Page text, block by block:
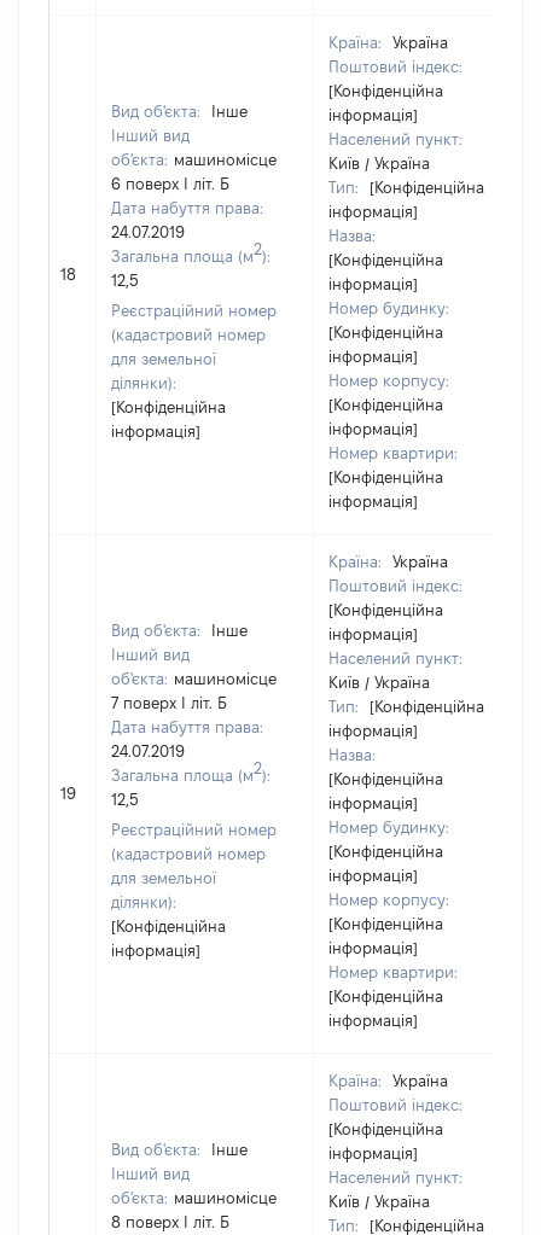
18
Вид об'єкта:
Інше
Інший вид
об'єкта: машиномісце
6 поверх І літ. Б
Дата набуття права:
24.07.2019
Загальна площа (м2):
12,5
Реєстраційний номер
(кадастровий номер
для земельної
ділянки):
[Конфіденційна
інформація]
Країна:
Україна
Поштовий індекс:
[Конфіденційна
інформація]
Населений пункт:
Київ / Україна
Тип:
[Конфіденційна
інформація]
Назва:
[Конфіденційна
інформація]
Номер будинку:
[Конфіденційна
інформація]
Номер корпусу:
[Конфіденційна
інформація]
Номер квартири:
[Конфіденційна
інформація]
19
Вид об'єкта:
Інше
Інший вид
об'єкта: машиномісце
7 поверх І літ. Б
Дата набуття права:
24.07.2019
Загальна площа (м2):
12,5
Реєстраційний номер
(кадастровий номер
для земельної
ділянки):
[Конфіденційна
інформація]
Країна:
Україна
Поштовий індекс:
[Конфіденційна
інформація]
Населений пункт:
Київ / Україна
Тип:
[Конфіденційна
інформація]
Назва:
[Конфіденційна
інформація]
Номер будинку:
[Конфіденційна
інформація]
Номер корпусу:
[Конфіденційна
інформація]
Номер квартири:
[Конфіденційна
інформація]
Вид об'єкта:
Інше
Інший вид
об'єкта: машиномісце
8 поверх І літ. Б
Країна:
Україна
Поштовий індекс:
[Конфіденційна
інформація]
Населений пункт:
Київ / Україна
Тип:
[Конфіденційна